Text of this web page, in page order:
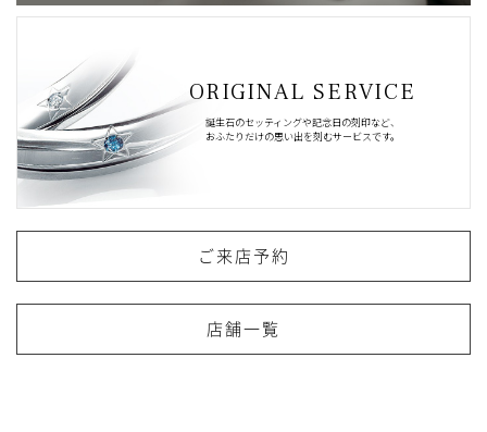
ORIGINAL SERVICE
誕生石のセッティングや記念日の刻印など、
おふたりだけの思い出を刻むサービスです。
ご来店予約
店舗一覧